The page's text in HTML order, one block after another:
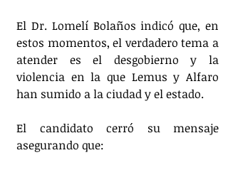
El Dr. Lomelí Bolaños indicó que, en
estos momentos, el verdadero tema a
atender es el desgobierno y la
violencia en la que Lemus y Alfaro
han sumido a la ciudad y el estado.
El candidato cerró su mensaje
asegurando que: